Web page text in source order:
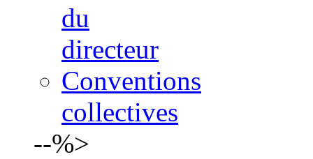
du
directeur
Conventions
collectives
--%>